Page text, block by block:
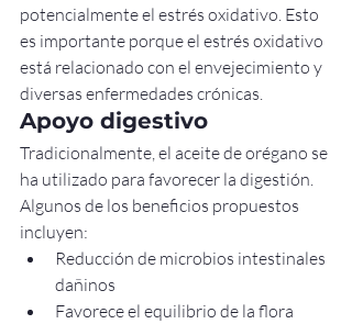
potencialmente el estrés oxidativo. Esto
es importante porque el estrés oxidativo
está relacionado con el envejecimiento y
diversas enfermedades crónicas.
Apoyo digestivo
Tradicionalmente, el aceite de orégano se
ha utilizado para favorecer la digestión.
Algunos de los beneficios propuestos
incluyen:
Reducción de microbios intestinales
dañinos
Favorece el equilibrio de la flora